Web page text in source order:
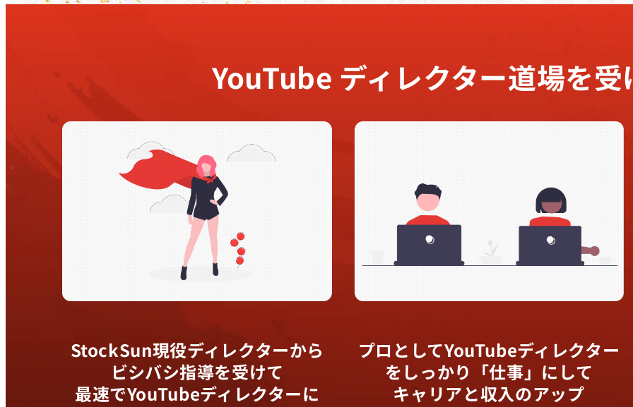
YouTube ディレクター道場を
StockSun現役ディレクターから
ビシバシ指導を受けて
最速でYouTubeディレクターに
プロとしてYouTubeディレクター
をしっかり「仕事」にして
キャリアと収入のアップ